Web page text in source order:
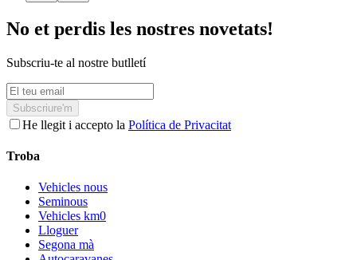
No et perdis les nostres novetats!
Subscriu-te al nostre butlletí
Subscriure'm
He llegit i accepto la Política de Privacitat
Troba
Vehicles nous
Seminous
Vehicles km0
Lloguer
Segona mà